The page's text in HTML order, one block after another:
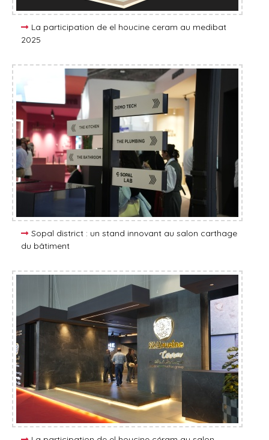
La participation de el houcine ceram au medibat
2025
Sopal district : un stand innovant au salon carthage
du bâtiment